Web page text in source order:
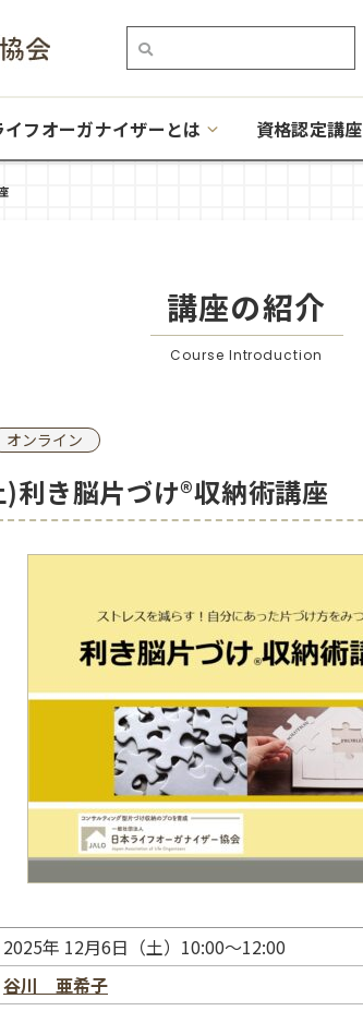
イフオーガナイザーとは 資格認定講座
講座の紹介
Course Introduction
オンライン
利き脳片づけ®収納術講座
2025年 12月6日（土）10:00～12:00
谷川 亜希子